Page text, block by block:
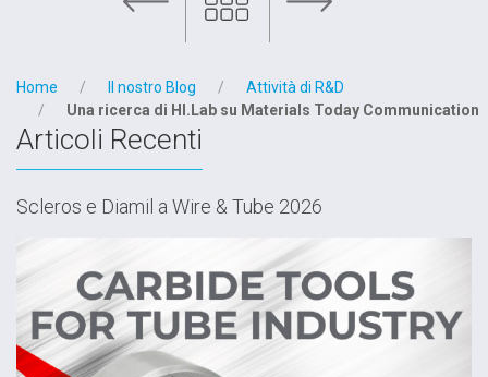
Home Il nostro Blog
Attività di R&D
Una ricerca di HI.Lab su Materials Today Communication
Articoli Recenti
Scleros e Diamil a Wire & Tube 2026